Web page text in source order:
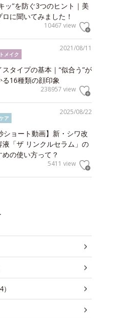
ッ”を防ぐ3つのヒント｜美
に聞いてみました！
10467 view
2021/08/11
メイク
スタイプの基本｜“似合う”が
る16種類の顔印象
238957 view
2025/08/22
ア
ショート動画】新・シワ改
液「ザ リンクルセラム」の
めの使い方って？
5411 view